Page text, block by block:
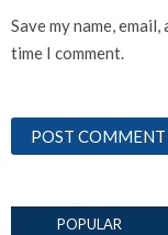
Save my name,
time I comment.
POPULAR